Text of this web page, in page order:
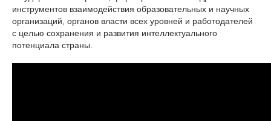
инструментов взаимодействия образовательных и научных
организаций, органов власти всех уровней и работодателей
с целью сохранения и развития интеллектуального
потенциала страны.